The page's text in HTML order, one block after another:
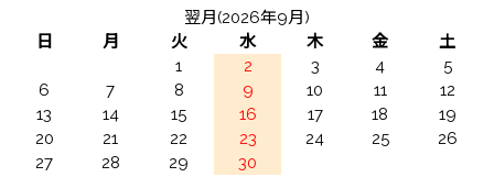
翌月(2026年9月)
日
月 火 水 木 金
土
1
2 3 4
5
6
7 8 9 10 11
12
13
14 15 16 17 18
19
20
21 22 23 24 25
26
27
28 29 30